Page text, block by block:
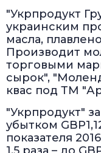
"Укрпродукт
украинским
масла,
Производит
торговыми
сырок",
квас под ТМ
"Укрпродукт"
убытком
показателя